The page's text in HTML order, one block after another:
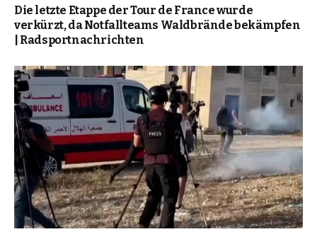
Die letzte Etappe der Tour de France wurde
verkürzt, da Notfallteams Waldbrände bekämpfen
| Radsportnachrichten